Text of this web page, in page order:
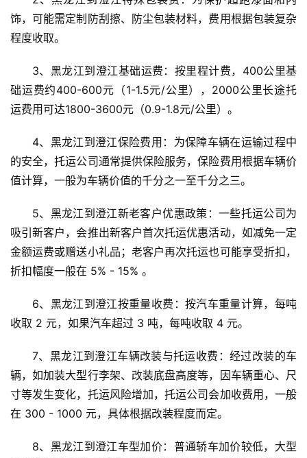
饰，可能需定制防刮擦、防尘包装材料，费用根据包装复杂
程度收取。
3、黑龙江到澄江基础运费：按里程计费，400公里基
础运费约400-600元（1-1.5元/公里），2000公里长途托
运费用可达1800-3600元（0.9-1.8元/公里）。
4、黑龙江到澄江保险费用：为保障车辆在运输过程中
的安全，托运公司通常提供保险服务，保险费用根据车辆价
值计算，一般为车辆价值的千分之一至千分之三。
5、黑龙江到澄江新老客户优惠政策：一些托运公司为
吸引新客户，会推出新客户首次托运优惠活动，如减免一定
金额运费或赠送小礼品；老客户再次托运也可能享受折扣，
折扣幅度一般在 5% - 15% 。
6、黑龙江到澄江按重量收费：按汽车重量计算，每吨
收取 2 元，如果汽车超过 3 吨，每吨收取 4 元。
7、黑龙江到澄江车辆改装与托运收费：经过改装的车
辆，如加装大型行李架、改装底盘高度等，因车辆重心、尺
寸等发生变化，托运风险增加，托运公司会加收费用，一般
在 300 - 1000 元，具体根据改装程度而定。
8、黑龙江到澄江车型加价：普通轿车加价较低，大型